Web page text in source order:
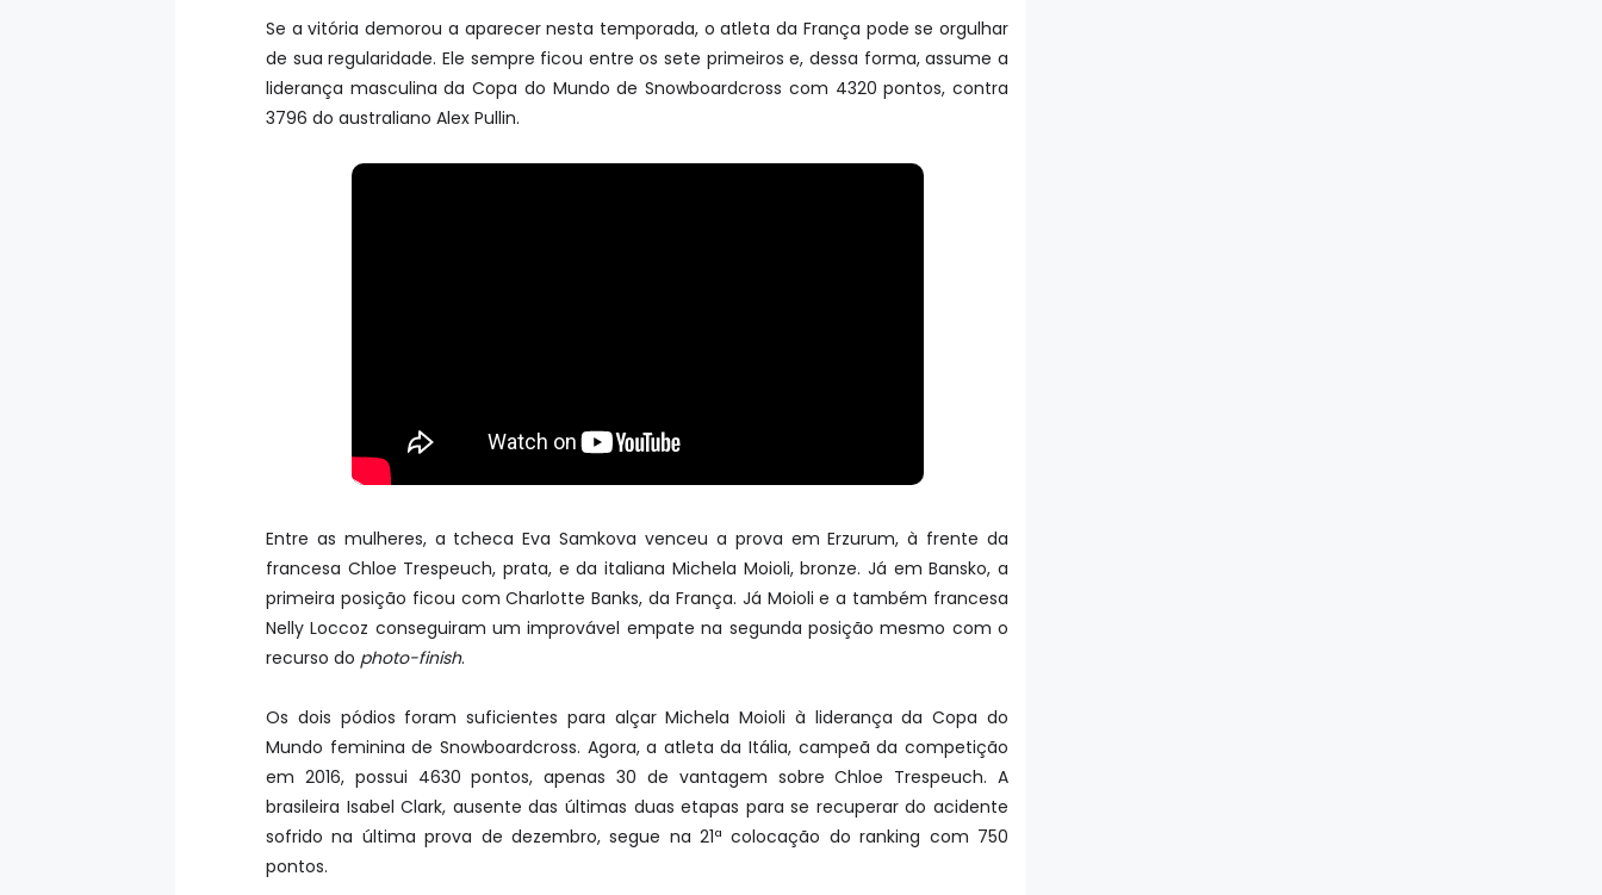
Se a vitória demorou a aparecer nesta temporada, o atleta da França pode se orgulhar
de sua regularidade. Ele sempre ficou entre os sete primeiros e, dessa forma, assume a
liderança masculina da Copa do Mundo de Snowboardcross com 4320 pontos, contra
3796 do australiano Alex Pullin.
Entre as mulheres, a tcheca Eva Samkova venceu a prova em Erzurum, à frente da
francesa Chloe Trespeuch, prata, e da italiana Michela Moioli, bronze. Já em Bansko, a
primeira posição ficou com Charlotte Banks, da França. Já Moioli e a também francesa
Nelly Loccoz conseguiram um improvável empate na segunda posição mesmo com o
recurso do photo-finish.
Os dois pódios foram suficientes para alçar Michela Moioli à liderança da Copa do
Mundo feminina de Snowboardcross. Agora, a atleta da Itália, campeã da competição
em 2016, possui 4630 pontos, apenas 30 de vantagem sobre Chloe Trespeuch. A
brasileira Isabel Clark, ausente das últimas duas etapas para se recuperar do acidente
sofrido na última prova de dezembro, segue na 21ª colocação do ranking com 750
pontos.